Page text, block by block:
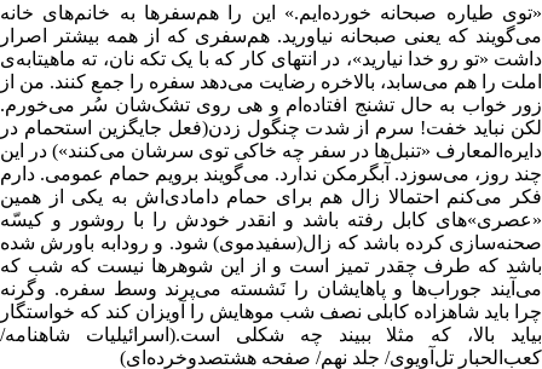
«توی طیاره صبحانه خورده‌ایم.» این را هم‌سفرها به خانم‌های خانه
می‌گویند که یعنی صبحانه نیاورید. هم‌سفری که از همه بیشتر اصرار
داشت «تو رو خدا نیارید»، در انتهای کار که با یک تکه نان، ته ماهیتابه‌ی
املت را هم می‌سابد، بالاخره رضایت می‌دهد سفره را جمع کنند. من از
زور خواب به حال تشنج افتاده‌ام و هی روی تشک‌شان سُر می‌خورم.
لکن نباید خفت! سرم از شدت چنگول زدن(فعل جایگزین استحمام در
دایره‌المعارف «تنبل‌ها در سفر چه خاکی توی سرشان می‌کنند») در این
چند روز، می‌سوزد. آبگرمکن ندارد. می‌گویند برویم حمام عمومی. دارم
فکر می‌کنم احتمالا زال هم برای حمام دامادی‌اش به یکی از همین
«عصری»های کابل رفته باشد و انقدر خودش را با روشور و کیسّه
صحنه‌سازی کرده باشد که زال(سفیدموی) شود. و رودابه باورش شده
باشد که طرف چقدر تمیز است و از این شوهرها نیست که شب که
می‌آیند جوراب‌ها و پاهایشان را نَشسته می‌پرند وسط سفره. وگرنه
چرا باید شاهزاده کابلی نصف شب موهایش را آویزان ‌کند که خواستگار
بیاید بالا، که مثلا ببیند چه شکلی است.(اسرائیلیات شاهنامه/
کعب‌الحبار تل‌آویوی/ جلد نهم/ صفحه هشتصدوخرده‌ای)